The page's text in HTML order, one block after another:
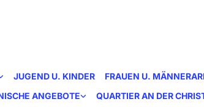
JUGEND U. KINDER FRAUEN U.
ANGEBOTE
QUARTIER AN DER